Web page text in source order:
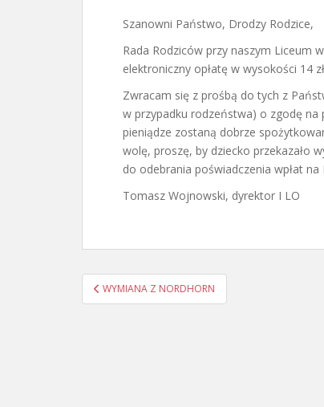
Szanowni Państwo, Drodzy Rodzice,
Rada Rodziców przy naszym Liceum
elektroniczny opłatę w wysokości 14
Zwracam się z prośbą do tych z
w przypadku rodzeństwa) o zgodę na
pieniądze zostaną dobrze
wolę, proszę, by dziecko przekazało
do odebrania poświadczenia wpłat na
Tomasz Wojnowski, dyrektor I LO
Nawigacja
wpisu
WYMIANA Z NORDHORN